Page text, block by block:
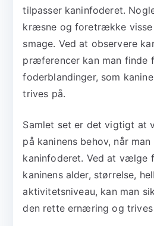
tilpasser kaninfoderet.
kræsne og foretrække
smage. Ved at observere
præferencer kan man finde
foderblandinger, som
trives på.
Samlet set er det vigtigt at
på kaninens behov, når
kaninfoderet. Ved at vælge
kaninens alder, størrelse,
aktivitetsniveau, kan man
den rette ernæring og